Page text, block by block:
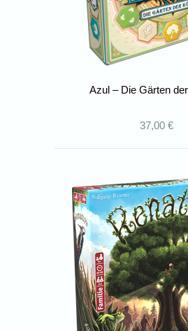
Azul – Die Gärten
37,00 €